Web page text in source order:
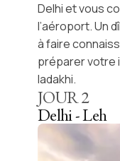
Delhiet vous
l’aéroport. Un
à faire
préparer votre
ladakhi.
JOUR2
Delhi - Leh